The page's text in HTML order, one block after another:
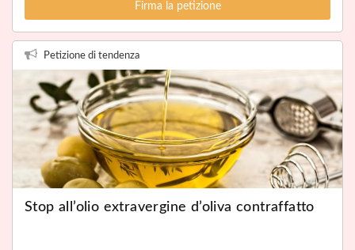
Firma la petizione
Petizione di tendenza
Stop all’olio extravergine d’oliva contraffatto